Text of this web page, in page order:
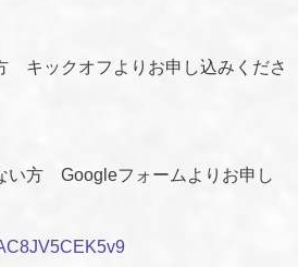
ックオフよりお申し込みくださ
方 Googleフォームよりお申し